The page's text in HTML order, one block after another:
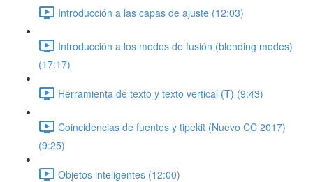
Introducción a las capas de ajuste (12:03)
Introducción a los modos de fusión (blending modes)
(17:17)
Herramienta de texto y texto vertical (T) (9:43)
Coincidencias de fuentes y tipekit (Nuevo CC 2017)
(9:25)
Objetos inteligentes (12:00)